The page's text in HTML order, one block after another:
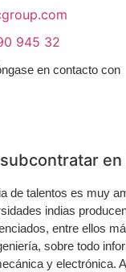
945 32
en contacto con
en
de talentos es muy
indias
entre ellos
sobre todo
y electrónica.